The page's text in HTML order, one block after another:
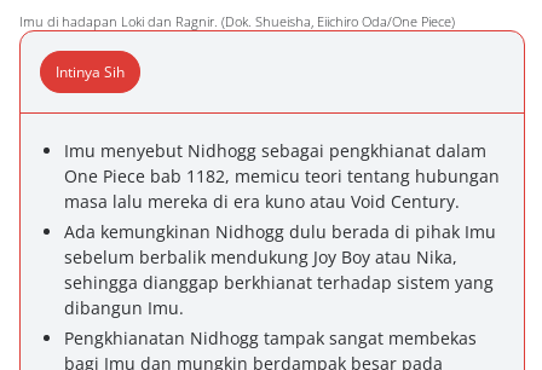
Imu di hadapan Loki dan Ragnir. (Dok. Shueisha, Eiichiro Oda/One Piece)
Intinya Sih
Imu menyebut Nidhogg sebagai pengkhianat dalam
One Piece bab 1182, memicu teori tentang hubungan
masa lalu mereka di era kuno atau Void Century.
Ada kemungkinan Nidhogg dulu berada di pihak Imu
sebelum berbalik mendukung Joy Boy atau Nika,
sehingga dianggap berkhianat terhadap sistem yang
dibangun Imu.
Pengkhianatan Nidhogg tampak sangat membekas
bagi Imu dan mungkin berdampak besar pada